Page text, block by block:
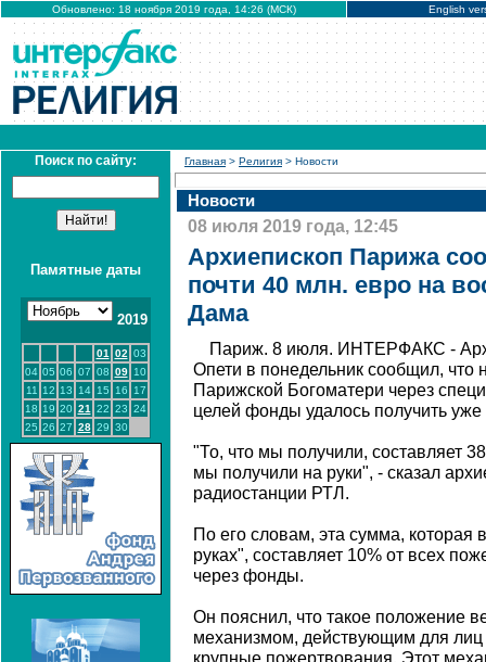
Обновлено: 18 ноября 2019 года, 14:26 (МСК) English
Поиск по сайту:
Памятные даты
2019
01 02 03
04 05 06 07 08 09 10
11
12 13 14 15 16
17
18 19 20 21 22 23 24
25 26 27 28 29 30
Главная > Религия > Новости
Новости
08 июля 2019 года, 12:45
Архиепископ Парижа
почти 40 млн. евро на
Дама
Париж. 8 июля. ИНТЕРФАКС -
Опети в понедельник сообщил, что
Парижской Богоматери через
целей фонды удалось получить
"То, что мы получили, составляет
мы получили на руки", - сказал
радиостанции РТЛ.
По его словам, эта сумма,
руках", составляет 10% от всех
через фонды.
Он пояснил, что такое положение
механизмом, действующим для лиц
крупные пожертвования. Этот